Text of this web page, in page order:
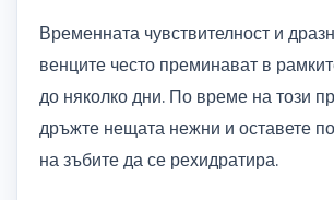
Временната чувствителност и
венците често преминават в
до няколко дни. По време на този
дръжте нещата нежни и оставете
на зъбите да се рехидратира.